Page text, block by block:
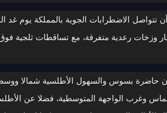
وزخات رعدية متفرقة، مع تساقطات ثلجية
حاضرة بسوس والسهول الأطلسية شمالا
وغرب الواجهة المتوسطية، فضلا عن